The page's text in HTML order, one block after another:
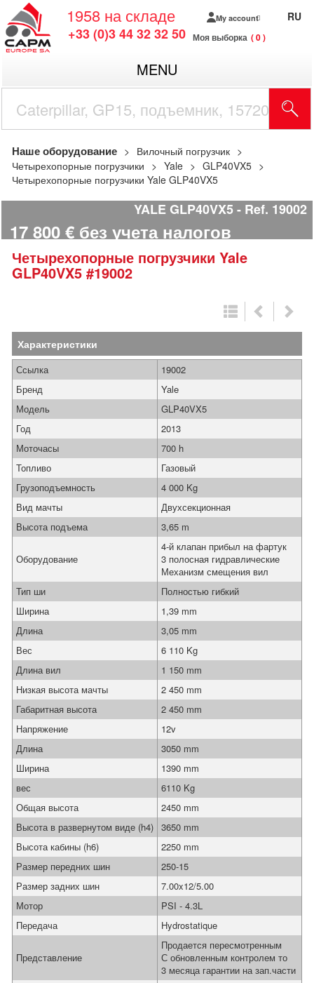
1958 на складе
+33 (0)3 44 32 32 50
My account
Моя выборка 0
RU
MENU
Наше оборудование
Вилочный погрузчик
Четырехопорные погрузчики
Yale
GLP40VX5
Четырехопорные погрузчики Yale GLP40VX5
YALE GLP40VX5 Ref. 19002
17 800 € без учета налогов
Четырехопорные погрузчики Yale
GLP40VX5 #19002
Характеристики
Ссылка
19002
Бренд
Yale
Модель
GLP40VX5
Год
2013
Моточасы
700 h
Топливо
Газовый
Грузоподъемность
4 000 Kg
Вид мачты
Двухсекционная
Высота подъема
3,65 m
Оборудование
4-й клапан прибыл на фартук
3 полосная гидравлические
Механизм смещения вил
Тип ши
Полностью гибкий
Ширина
1,39 mm
Длина
3,05 mm
Вес
6 110 Kg
Длина вил
1 150 mm
Низкая высота мачты
2 450 mm
Габаритная высота
2 450 mm
Напряжение
12v
Длина
3050 mm
Ширина
1390 mm
вес
6110 Kg
Общая высота
2450 mm
Высота в развернутом виде (h4) 3650 mm
Высота кабины (h6)
2250 mm
Размер передних шин
250-15
Размер задних шин
7.00x12/5.00
Мотор
PSI - 4.3L
Передача
Hydrostatique
Представление
Продается пересмотренным
С обновленным контролем то
3 месяца гарантии на зап.части